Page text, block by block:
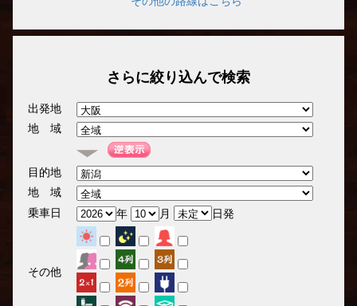
さらに絞り込んで検索
出発地
地 域
目的地
地 域
乗車日
年 月 日発
その他